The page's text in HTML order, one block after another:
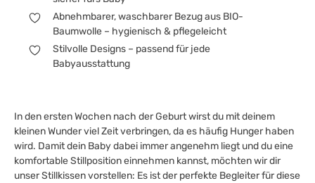
Abnehmbarer, waschbarer Bezug aus BIO-
Baumwolle – hygienisch & pflegeleicht
Stilvolle Designs – passend für jede
Babyausstattung
In den ersten Wochen nach der Geburt wirst du mit deinem
kleinen Wunder viel Zeit verbringen, da es häufig Hunger haben
wird. Damit dein Baby dabei immer angenehm liegt und du eine
komfortable Stillposition einnehmen kannst, möchten wir dir
unser Stillkissen vorstellen: Es ist der perfekte Begleiter für diese